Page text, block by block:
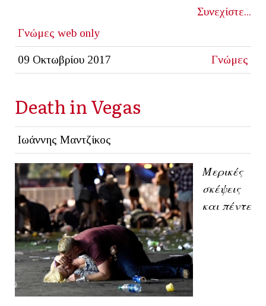
Συνεχίστε...
Γνώμες web only
09 Οκτωβρίου 2017 Γνώμες
Death in Vegas
Ιωάννης Μαντζίκος
Μερικές
σκέψεις
και πέντε